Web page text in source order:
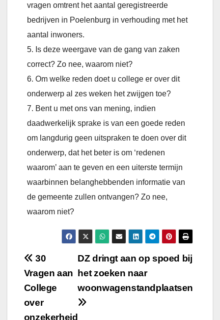
vragen omtrent het aantal geregistreerde
bedrijven in Poelenburg in verhouding met het
aantal inwoners.
5. Is deze weergave van de gang van zaken
correct? Zo nee, waarom niet?
6. Om welke reden doet u college er over dit
onderwerp al zes weken het zwijgen toe?
7. Bent u met ons van mening, indien
daadwerkelijk sprake is van een goede reden
om langdurig geen uitspraken te doen over dit
onderwerp, dat het beter is om ‘redenen
waarom’ aan te geven en een uiterste termijn
waarbinnen belanghebbenden informatie van
de gemeente zullen ontvangen? Zo nee,
waarom niet?
Bericht
navigatie
DZ dringt aan op spoed bij
het zoeken naar
woonwagenstandplaatsen
30
Vragen aan
College
over
onzekerheid